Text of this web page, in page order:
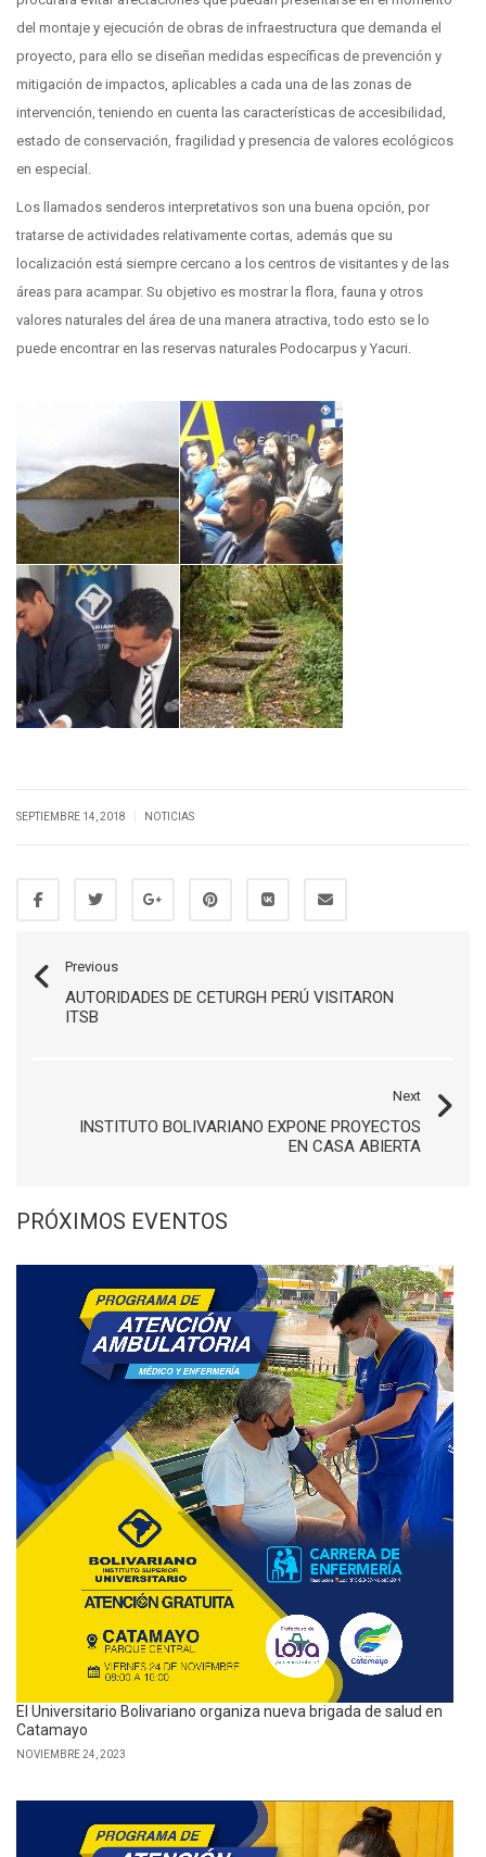
del montaje y ejecución de obras de infraestructura que demanda el
proyecto, para ello se diseñan medidas específicas de prevención y
mitigación de impactos, aplicables a cada una de las zonas de
intervención, teniendo en cuenta las características de accesibilidad,
estado de conservación, fragilidad y presencia de valores ecológicos
en especial.
Los llamados senderos interpretativos son una buena opción, por
tratarse de actividades relativamente cortas, además que su
localización está siempre cercano a los centros de visitantes y de las
áreas para acampar. Su objetivo es mostrar la flora, fauna y otros
valores naturales del área de una manera atractiva, todo esto se lo
puede encontrar en las reservas naturales Podocarpus y Yacuri.
SEPTIEMBRE 14, 2018 NOTICIAS
Previous
AUTORIDADES DE CETURGH PERÚ VISITARON
ITSB
Next
INSTITUTO BOLIVARIANO EXPONE PROYECTOS
EN CASA ABIERTA
PRÓXIMOS EVENTOS
El Universitario Bolivariano organiza nueva brigada de salud en
Catamayo
NOVIEMBRE 24, 2023